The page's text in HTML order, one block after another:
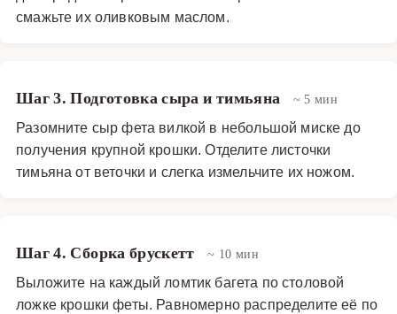
смажьте их оливковым маслом.
Шаг 3. Подготовка сыра и тимьяна ~ 5 мин
Разомните сыр фета вилкой в небольшой миске до
получения крупной крошки. Отделите листочки
тимьяна от веточки и слегка измельчите их ножом.
Шаг 4. Сборка брускетт ~ 10 мин
Выложите на каждый ломтик багета по столовой
ложке крошки феты. Равномерно распределите её по